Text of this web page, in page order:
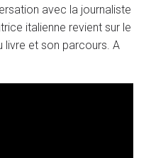
avec la journaliste
italienne revient sur le
livre et son parcours. A